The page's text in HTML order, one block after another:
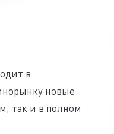
в
новые
так и в полном